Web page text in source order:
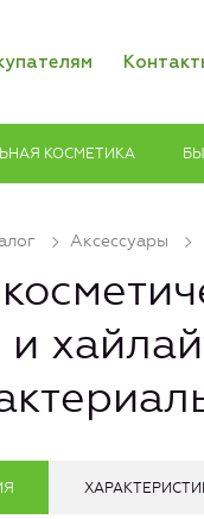
КОСМЕТИКА
Аксессуары